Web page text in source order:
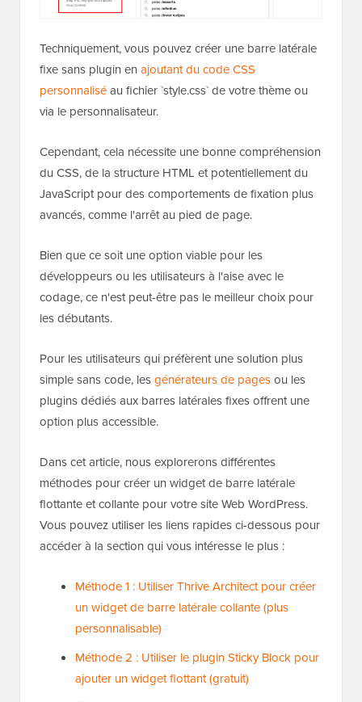
Techniquement, vous pouvez créer une barre latérale
fixe sans plugin en ajoutant du code CSS
personnaliséau fichier `style.css` de votre thème ou
via le personnalisateur.
Cependant, cela nécessite une bonne compréhension
du CSS, de la structure HTML et potentiellement du
JavaScript pour des comportements de fixation plus
avancés, comme l'arrêt au pied de page.
Bien que ce soit une option viable pour les
développeurs ou les utilisateurs à l'aise avec le
codage, ce n'est peut-être pas le meilleur choix pour
les débutants.
Pour les utilisateurs qui préfèrent une solution plus
simple sans code, lesgénérateurs de pagesou les
plugins dédiés aux barres latérales fixes offrent une
option plus accessible.
Dans cet article, nous explorerons différentes
méthodes pour créer un widget de barre latérale
flottante et collante pour votre site Web WordPress.
Vous pouvez utiliser les liens rapides ci-dessous pour
accéder à la section qui vous intéresse le plus :
Méthode 1 : Utiliser Thrive Architect pour créer
un widget de barre latérale collante (plus
personnalisable)
Méthode 2 : Utiliser le plugin Sticky Block pour
ajouter un widget flottant (gratuit)